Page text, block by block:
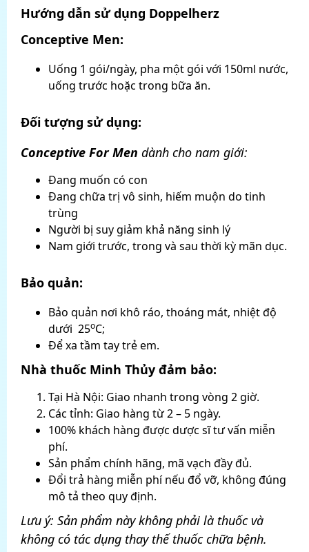
Hướng dẫn sử dụng Doppelherz
Conceptive Men:
Uống 1 gói/ngày, pha một gói với 150ml nước,
uống trước hoặc trong bữa ăn.
Đối tượng sử dụng:
Conceptive For Men dành cho nam giới:
Đang muốn có con
Đang chữa trị vô sinh, hiếm muộn do tinh
trùng
Người bị suy giảm khả năng sinh lý
Nam giới trước, trong và sau thời kỳ mãn dục.
Bảo quản:
Bảo quản nơi khô ráo, thoáng mát, nhiệt độ
dưới 25oC;
Để xa tầm tay trẻ em.
Nhà thuốc Minh Thủy đảm bảo:
Tại Hà Nội: Giao nhanh trong vòng 2 giờ.
Các tỉnh: Giao hàng từ 2 – 5 ngày.
100% khách hàng được dược sĩ tư vấn miễn
phí.
Sản phẩm chính hãng, mã vạch đầy đủ.
Đổi trả hàng miễn phí nếu đổ vỡ, không đúng
mô tả theo quy định.
Lưu ý: Sản phẩm này không phải là thuốc và
không có tác dụng thay thế thuốc chữa bệnh.